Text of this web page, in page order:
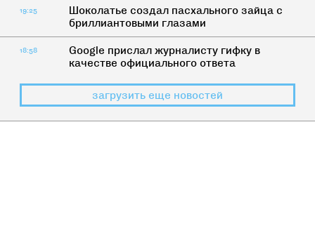
19:25
Шоколатье создал пасхального зайца с
бриллиантовыми глазами
18:58
Google прислал журналисту гифку в
качестве официального ответа
загрузить еще новостей